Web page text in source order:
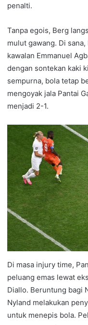
penalti.
Tanpa egois, Berg
mulut gawang. Di
kawalan Emmanuel
dengan sontekan kaki
sempurna, bola tetap
mengoyak jala Pantai
menjadi 2-1.
Di masa injury time,
peluang emas lewat
Diallo. Beruntung bagi
Nyland melakukan
untuk menepis bola.